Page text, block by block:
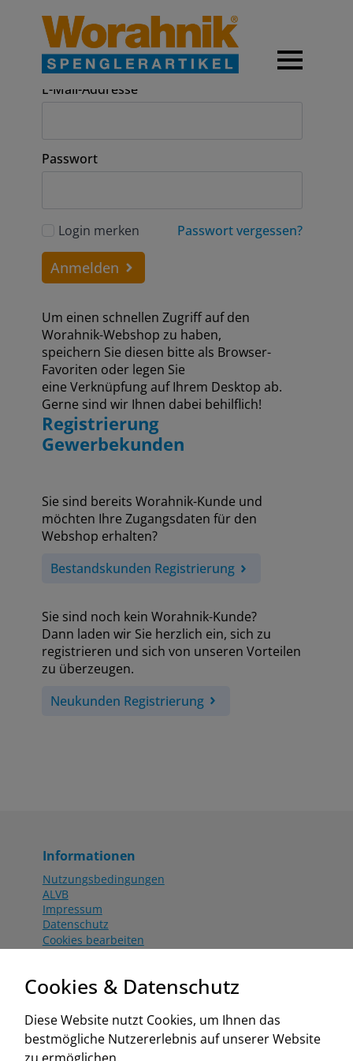
Anmeldung
E-Mail-Addresse
Passwort
Login merken Passwort vergessen?
Anmelden
Um einen schnellen Zugriff auf den
Worahnik-Webshop zu haben,
speichern Sie diesen bitte als Browser-
Favoriten oder legen Sie
eine Verknüpfung auf Ihrem Desktop ab.
Gerne sind wir Ihnen dabei behilflich!
Registrierung
Gewerbekunden
Sie sind bereits Worahnik-Kunde und
möchten Ihre Zugangsdaten für den
Webshop erhalten?
Bestandskunden Registrierung
Sie sind noch kein Worahnik-Kunde?
Dann laden wir Sie herzlich ein, sich zu
registrieren und sich von unseren Vorteilen
zu überzeugen.
Neukunden Registrierung
Informationen
Nutzungsbedingungen
ALVB
Impressum
Datenschutz
Cookies bearbeiten
Aktionsbedingungen
www.worahnik.at
Zentrale Köttlach
Cookies & Datenschutz
Diese Website nutzt Cookies, um Ihnen das
bestmögliche Nutzererlebnis auf unserer Website